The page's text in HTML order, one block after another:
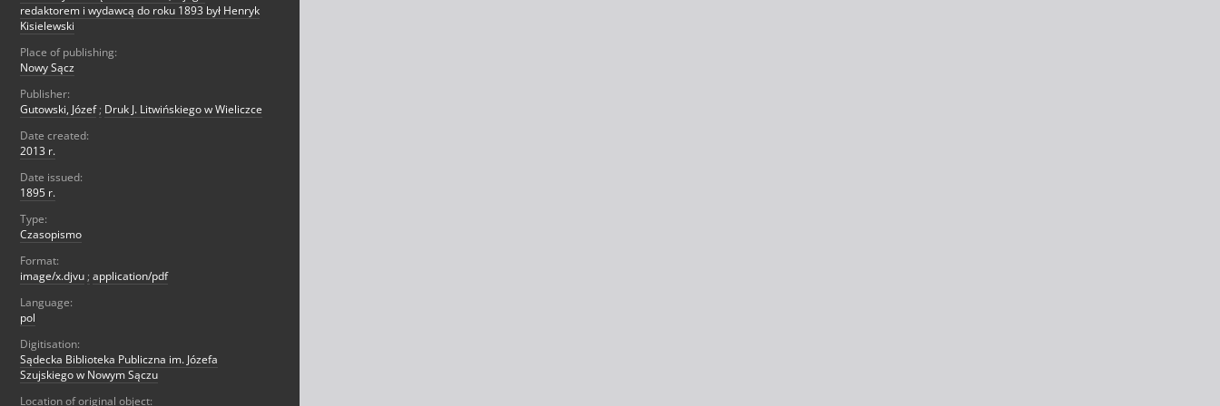
redaktorem i wydawcą do roku 1893 był Henryk
Kisielewski
Place of publishing:
Nowy Sącz
Publisher:
Gutowski, Józef ; Druk J. Litwińskiego w Wieliczce
Date created:
2013 r.
Date issued:
1895 r.
Type:
Czasopismo
Format:
image/x.djvu ; application/pdf
Language:
pol
Digitisation:
Sądecka Biblioteka Publiczna im. Józefa
Szujskiego w Nowym Sączu
Location of original object: